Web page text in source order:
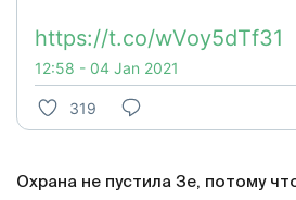
https://t.co/wVoy5dTf31
12:58 - 04 Jan 2021
319
Охрана не пустила Зе, потому